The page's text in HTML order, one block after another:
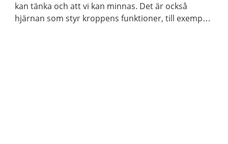
kan tänka och att vi kan minnas. Det är också
hjärnan som styr kroppens funktioner, till exempel